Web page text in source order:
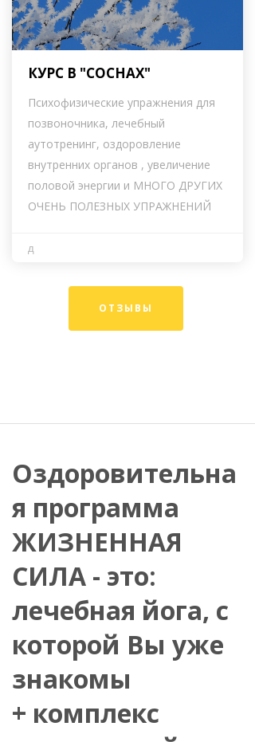
КУРС В "СОСНАХ"
Психофизические упражнения для
позвоночника, лечебный
аутотренинг, оздоровление
внутренних органов , увеличение
половой энергии и МНОГО ДРУГИХ
ОЧЕНЬ ПОЛЕЗНЫХ УПРАЖНЕНИЙ
д
ОТЗЫВЫ
Оздоровительна
я программа
ЖИЗНЕННАЯ
СИЛА - это:
лечебная йога, с
которой Вы уже
знакомы
+ комплекс